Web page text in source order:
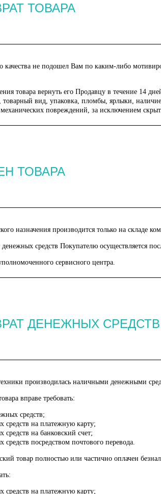
ТОВАРА
качества не подошел Вам по каким-либо
товара вернуть его Продавцу в течение 14
товарный вид, упаковка, пломбы, ярлыки,
повреждений, за исключением
ТОВАРА
назначения производится только на складе
средств Покупателю осуществляется
сервисного центра.
ДЕНЕЖНЫХ
производилась наличными денежными
вправе требовать:
средств;
средств на платежную карту;
средств на банковский счет;
средств посредством почтового перевода.
товар полностью или частично оплачен
средств на платежную карту;